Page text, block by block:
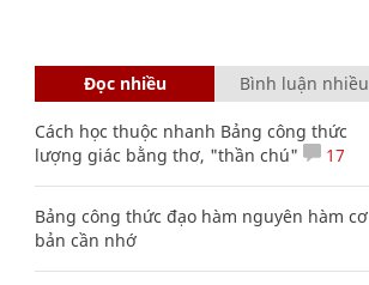
Đọc nhiều Bình luận nhiều
Cách học thuộc nhanh Bảng công thức
lượng giác bằng thơ, "thần chú"
17
Bảng công thức đạo hàm nguyên hàm cơ
bản cần nhớ